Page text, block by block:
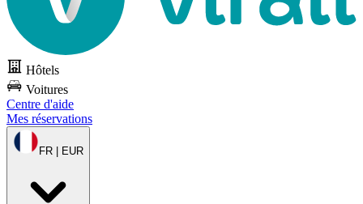
Hôtels
Voitures
Centre d'aide
Mes réservations
FR | EUR